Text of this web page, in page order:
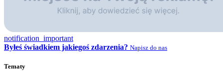
notification_important
Byłeś świadkiem jakiegoś zdarzenia? Napisz do nas
Tematy